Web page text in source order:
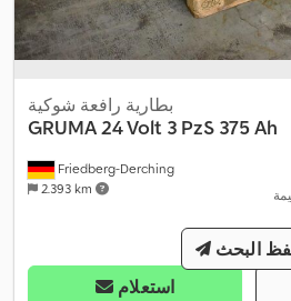
Friedberg-Derching
2.393 km
بطارية رافعة شوكية
GRUMA24 Volt 3 PzS 375 Ah
استعلام
البحث